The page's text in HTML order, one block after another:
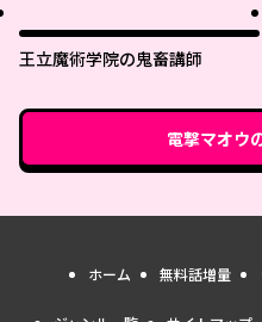
王立魔術学院の鬼畜講師
電撃マオウ
ホーム 無料話増量